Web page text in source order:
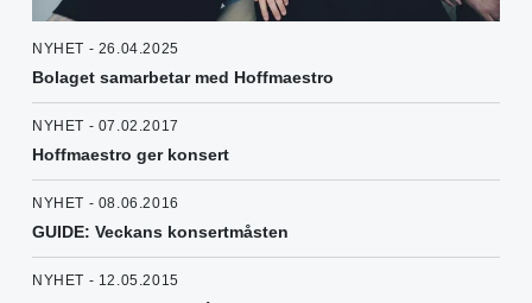
NYHET - 26.04.2025
Bolaget samarbetar med Hoffmaestro
NYHET - 07.02.2017
Hoffmaestro ger konsert
NYHET - 08.06.2016
GUIDE: Veckans konsertmåsten
NYHET - 12.05.2015